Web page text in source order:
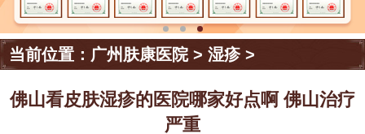
当前位置： 广州肤康医院>湿疹>
佛山看皮肤湿疹的医院哪家好点啊 佛山治疗
严重